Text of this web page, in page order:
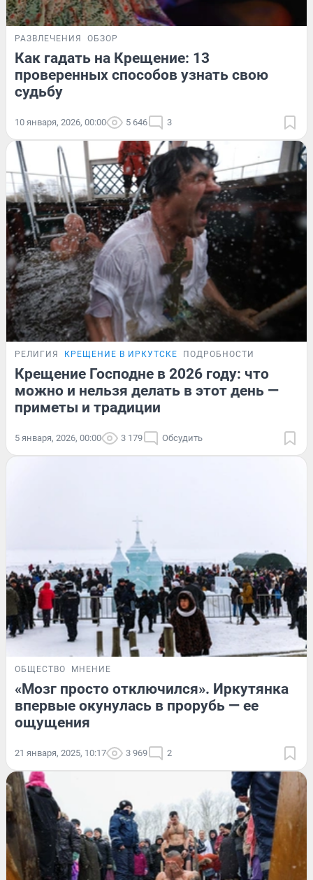
РАЗВЛЕЧЕНИЯ ОБЗОР
Как гадать на Крещение: 13
проверенных способов узнать свою
судьбу
10 января, 2026, 00:00 5 646 3
РЕЛИГИЯ КРЕЩЕНИЕ В ИРКУТСКЕ ПОДРОБНОСТИ
Крещение Господне в 2026 году: что
можно и нельзя делать в этот день —
приметы и традиции
5 января, 2026, 00:00 3 179 Обсудить
ОБЩЕСТВО МНЕНИЕ
«Мозг просто отключился». Иркутянка
впервые окунулась в прорубь — ее
ощущения
21 января, 2025, 10:17 3 969 2